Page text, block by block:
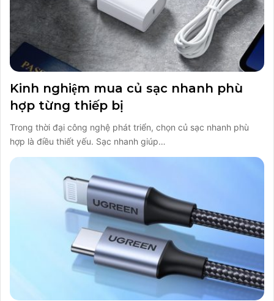
Kinh nghiệm mua củ sạc nhanh phù
hợp từng thiếp bị
Trong thời đại công nghệ phát triển, chọn củ sạc nhanh phù
hợp là điều thiết yếu. Sạc nhanh giúp…